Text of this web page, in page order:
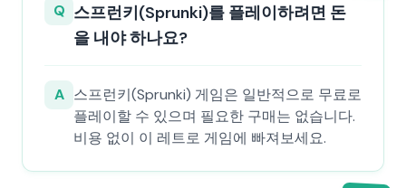
Q 스프런키(Sprunki)를 플레이하려면 돈
을 내야 하나요?
A 스프런키(Sprunki) 게임은 일반적으로 무료로
플레이할 수 있으며 필요한 구매는 없습니다.
비용 없이 이 레트로 게임에 빠져보세요.